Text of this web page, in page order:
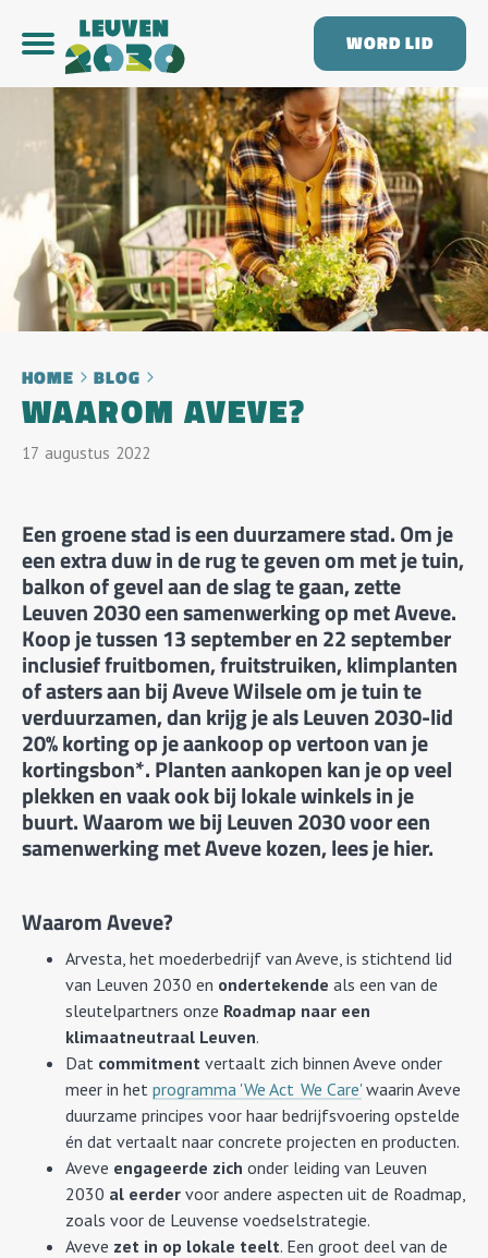
WORD LID
HOME BLOG
WAAROM AVEVE?
17 Augustus 2022
Een groene stad is een duurzamere stad. Om je
een extra duw in de rug te geven om met je tuin,
balkon of gevel aan de slag te gaan, zette
Leuven 2030 een samenwerking op met Aveve.
Koop je tussen 13 september en 22 september
inclusief fruitbomen, fruitstruiken, klimplanten
of asters aan bij Aveve Wilsele om je tuin te
verduurzamen, dan krijg je als Leuven 2030-lid
20% korting op je aankoop op vertoon van je
kortingsbon*. Planten aankopen kan je op veel
plekken en vaak ook bij lokale winkels in je
buurt. Waarom we bij Leuven 2030 voor een
samenwerking met Aveve kozen, lees je hier.
Waarom Aveve?
Arvesta, het moederbedrijf van Aveve, is stichtend lid
van Leuven 2030 en ondertekende als een van de
sleutelpartners onze Roadmap naar een
klimaatneutraal Leuven.
Dat commitment vertaalt zich binnen Aveve onder
meer in het programma 'We Act We Care'waarin Aveve
duurzame principes voor haar bedrijfsvoering opstelde
én dat vertaalt naar concrete projecten en producten.
Aveve engageerde zich onder leiding van Leuven
2030 al eerder voor andere aspecten uit de Roadmap,
zoals voor de Leuvense voedselstrategie.
Aveve zet in op lokale teelt. Een groot deel van de